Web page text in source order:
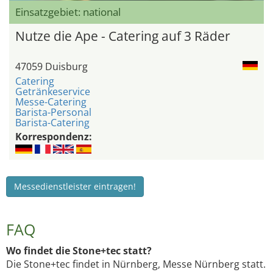
Einsatzgebiet: national
Nutze die Ape - Catering auf 3 Räder
47059 Duisburg
Catering
Getränkeservice
Messe-Catering
Barista-Personal
Barista-Catering
Korrespondenz:
Messedienstleister eintragen!
FAQ
Wo findet die Stone+tec statt?
Die Stone+tec findet in Nürnberg, Messe Nürnberg statt.